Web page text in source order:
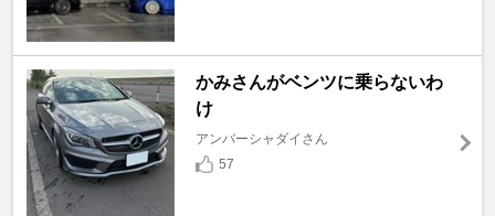
かみさんがベンツに乗らないわ
け
アンバーシャダイさん
57